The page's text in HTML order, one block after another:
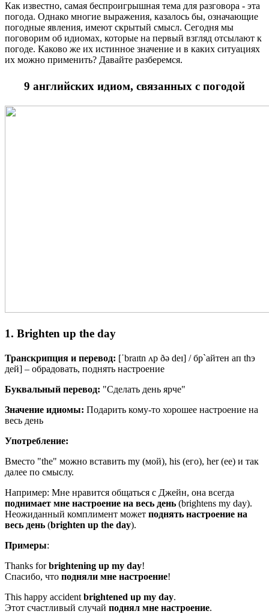
Как известно, самая беспроигрышная тема для разговора - эта
погода. Однако многие выражения, казалось бы, означающие
погодные явления, имеют скрытый смысл. Сегодня мы
поговорим об идиомах, которые на первый взгляд отсылают к
погоде. Каково же их истинное значение и в каких ситуациях
их можно применить? Давайте разберемся.
9 английских идиом, связанных с погодой
1. Brighten up the day
Транскрипция и перевод: [ˈbraɪtn ʌp ðə deɪ] / бр`айтен ап thэ
дей] – обрадовать, поднять настроение
Буквальный перевод: "Сделать день ярче"
Значение идиомы: Подарить кому-то хорошее настроение на
весь день
Употребление:
Вместо "the" можно вставить my (мой), his (его), her (ее) и так
далее по смыслу.
Например: Мне нравится общаться с Джейн, она всегда
поднимает мне настроение на весь день (brightens my day).
Неожиданный комплимент может поднять настроение на
весь день (brighten up the day).
Примеры:
Thanks forbrightening up my day!
Спасибо, что подняли мне настроение!
This happy accident brightened up my day.
Этот счастливый случай поднял мне настроение.